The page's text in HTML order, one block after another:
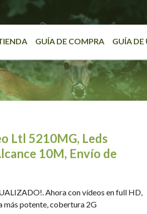
GUÍA DE COMPRA GUÍA DE
Ltl 5210MG, Leds
10M, Envío de
Ahora con vídeos en full HD,
más potente, cobertura 2G